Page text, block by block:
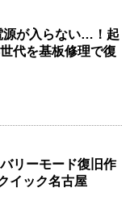
源が入らない…！起
代を基板修理で復
リーモード復旧作
イック名古屋